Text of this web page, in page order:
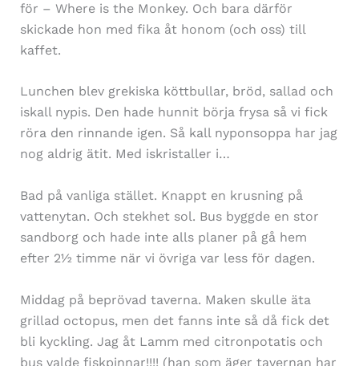
för – Where is the Monkey. Och bara därför
skickade hon med fika åt honom (och oss) till
kaffet.
Lunchen blev grekiska köttbullar, bröd, sallad och
iskall nypis. Den hade hunnit börja frysa så vi fick
röra den rinnande igen. Så kall nyponsoppa har jag
nog aldrig ätit. Med iskristaller i…
Bad på vanliga stället. Knappt en krusning på
vattenytan. Och stekhet sol. Bus byggde en stor
sandborg och hade inte alls planer på gå hem
efter 2½ timme när vi övriga var less för dagen.
Middag på beprövad taverna. Maken skulle äta
grillad octopus, men det fanns inte så då fick det
bli kyckling. Jag åt Lamm med citronpotatis och
bus valde fiskpinnar!!!! (han som äger tavernan har